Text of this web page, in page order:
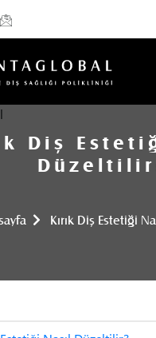
Diş
Kırık Diş Estetiği